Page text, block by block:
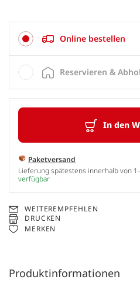
Online bestellen
In den
Paketversand
Lieferung spätestens innerhalb von
verfügbar
Reservieren &
WEITEREMPFEHLEN
DRUCKEN
MERKEN
Produktinformationen